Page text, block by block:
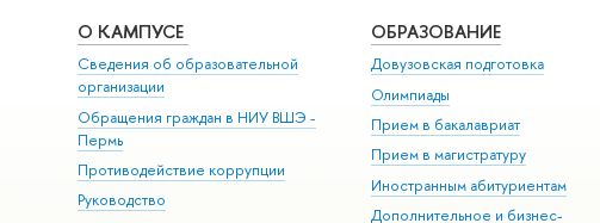
О КАМПУСЕ
Сведения об образовательной
организации
Обращения граждан в НИУ ВШЭ -
Пермь
Противодействие коррупции
Руководство
ОБРАЗОВАНИЕ
Довузовская подготовка
Олимпиады
Прием в бакалавриат
Прием в магистратуру
Иностранным абитуриентам
Дополнительное и бизнес-